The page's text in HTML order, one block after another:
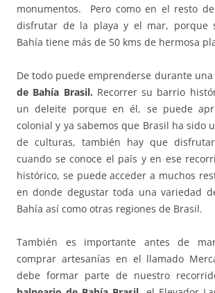
monumentos. Pero como en el resto
disfrutar de la playa y el mar, porque
Bahía tiene más de 50 kms de hermosa
De todo puede emprenderse durante una
de Bahía Brasil. Recorrer su barrio
un deleite porque en él, se puede
colonial y ya sabemos que Brasil ha sido
de culturas, también hay que
cuando se conoce el país y en ese
histórico, se puede acceder a muchos
en donde degustar toda una variedad
Bahía así como otras regiones de Brasil.
También es importante antes de
comprar artesanías en el llamado
debe formar parte de nuestro